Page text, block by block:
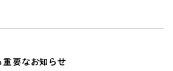
要なお知らせ